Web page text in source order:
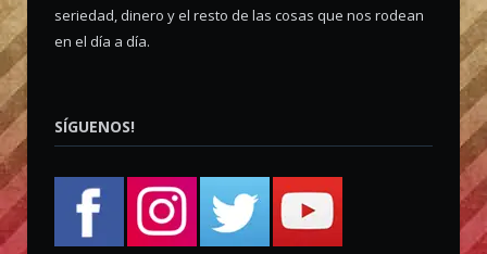
seriedad, dinero y el resto de las cosas que nos rodean
en el día a día.
SÍGUENOS!